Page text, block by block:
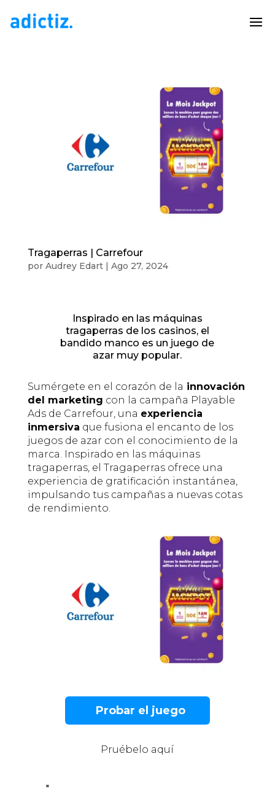
Tragaperras | Carrefour
por Audrey Edart| Ago 27, 2024
Inspirado en las máquinas
tragaperras de los casinos, el
bandido manco es un juego de
azar muy popular.
Sumérgete en el corazón de la innovación
del marketing con la campaña Playable
Ads de Carrefour, una experiencia
inmersiva que fusiona el encanto de los
juegos de azar con el conocimiento de la
marca. Inspirado en las máquinas
tragaperras, el Tragaperras ofrece una
experiencia de gratificación instantánea,
impulsando tus campañas a nuevas cotas
de rendimiento.
Probar el juego
Pruébelo aquí
"